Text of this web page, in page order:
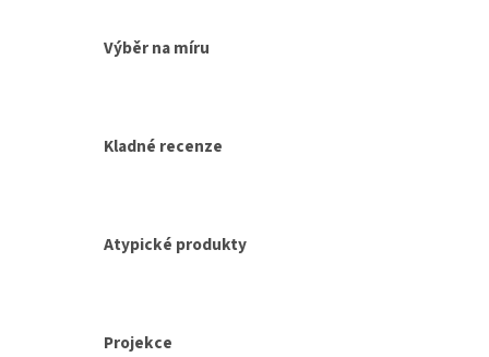
Výběr na míru
Kladné recenze
Atypické produkty
Projekce